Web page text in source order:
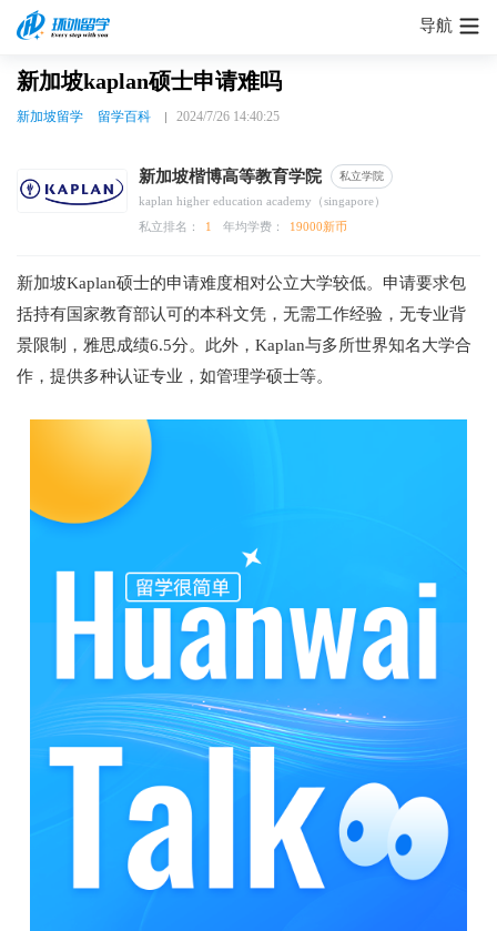
导航
新加坡kaplan硕士申请难吗
新加坡留学 留学百科 2024/7/26 14:40:25
新加坡楷博高等教育学院 私立学院
kaplan higher education academy（singapore）
私立排名：
1 年均学费： 19000新币
新加坡Kaplan硕士的申请难度相对公立大学较低。申请要求包
括持有国家教育部认可的本科文凭，无需工作经验，无专业背
景限制，雅思成绩6.5分。此外，Kaplan与多所世界知名大学合
作，提供多种认证专业，如管理学硕士等。